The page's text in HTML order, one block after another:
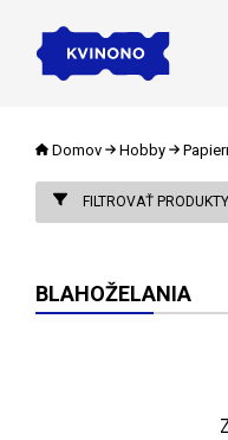
Domov Hobby
FILTROVAŤ PRODUKTY
BLAHOŽELANIA